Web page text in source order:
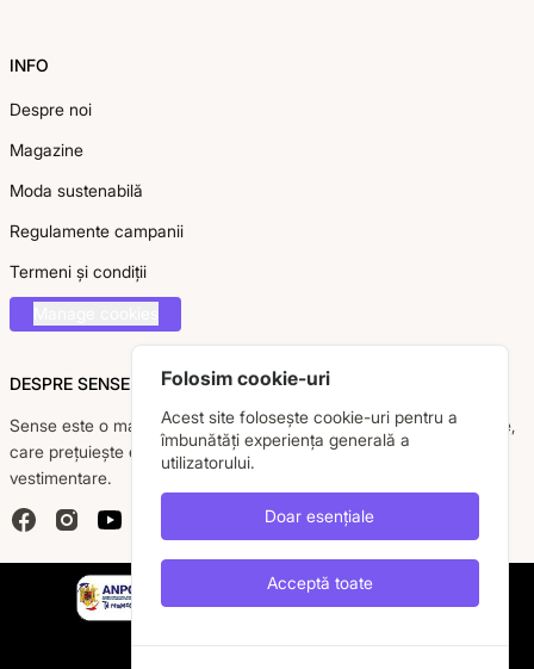
INFO
Despre noi
Magazine
Moda sustenabilă
Regulamente campanii
Termeni și condiții
DESPRE SENSE
Sense este o marcă românească dedicată femeii moderne, active,
care prețuiește eleganța, confortul și calitatea pieselor
vestimentare.
FacebookInstagramYouTube
Folosim cookie-uri
Acest site folosește cookie-uri pentru a
îmbunătăți experiența generală a
utilizatorului.
Doar esențiale
Acceptă toate